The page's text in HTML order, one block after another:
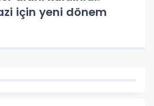
için yeni dönem